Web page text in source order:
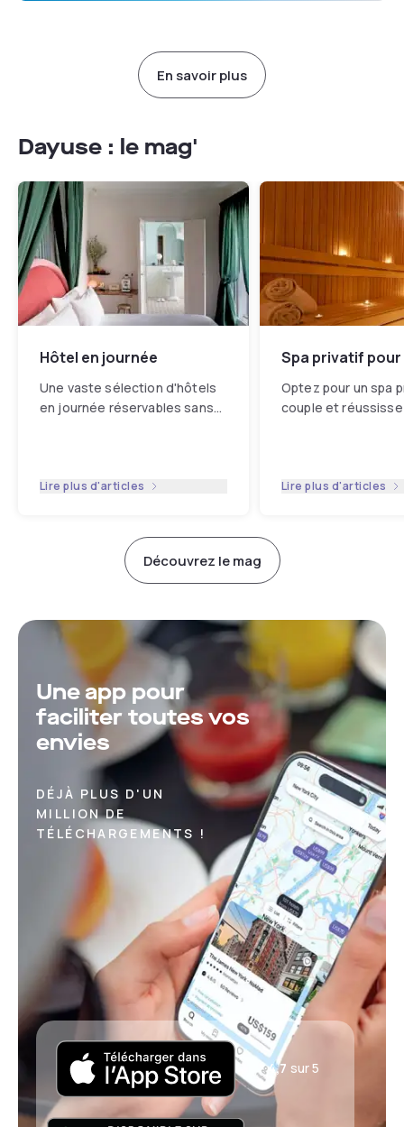
En savoir plus
Dayuse : le mag'
Hôtel en journée
Une vaste sélection d'hôtels
en journée réservables sans
Lire plus d'articles
Spa privatif
Optez pour un spa
couple et
Lire plus d'articles
Découvrez le mag
Une app pour
faciliter toutes vos
envies
DÉJÀ PLUS D'UN
MILLION DE
TÉLÉCHARGEMENTS !
4,7 sur 5